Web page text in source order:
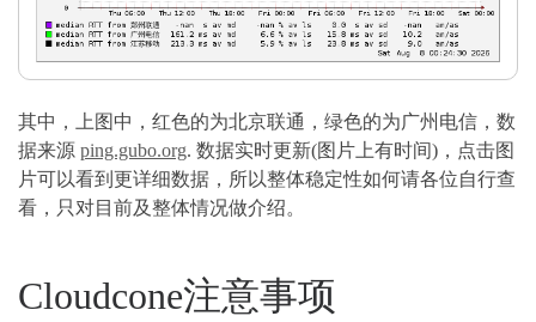
其中，上图中，红色的为北京联通，绿色的为广州电信，数
据来源 ping.gubo.org. 数据实时更新(图片上有时间)，点击图
片可以看到更详细数据，所以整体稳定性如何请各位自行查
看，只对目前及整体情况做介绍。
Cloudcone注意事项